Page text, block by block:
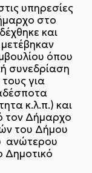
υπηρεσίες
στο
και
όπου
συνεδρίαση
για
κ.λ.π.) και
τον Δήμαρχο
του Δήμου
ανώτερου
Δημοτικό